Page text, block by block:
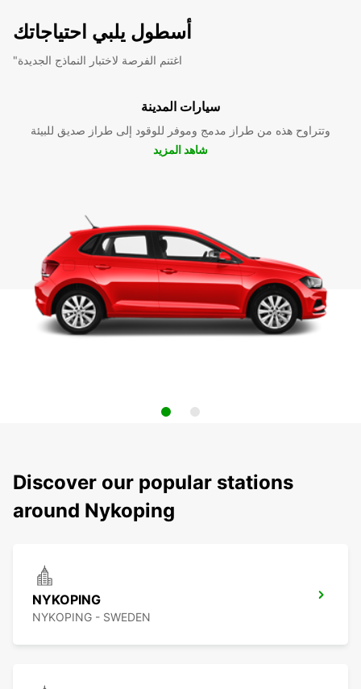
أسطول يلبي احتياجاتك
"اغتنم الفرصة لاختبار النماذج الجديدة
سيارات المدينة
وتتراوح هذه من طراز مدمج وموفر للوقود إلى طراز صديق للبيئة
شاهد المزيد
Discover our popular stations
around Nykoping
NYKOPING
NYKOPING - SWEDEN